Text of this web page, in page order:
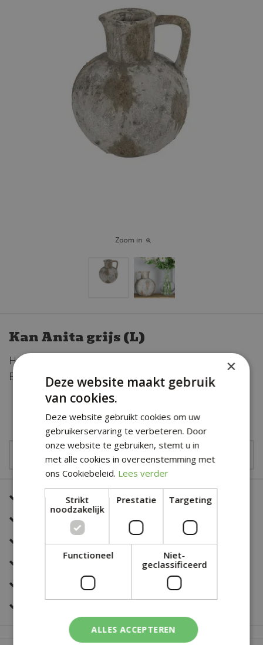
Kan Anita grijs (L)
Hoogte: 30 cm
Breedte: 25 cm
€39
Een snelle en correcte bezorging
Zeer sterk in al jouw bloemwerk
Deskundig en eerlijk advies
Altijd een fris en verzorgd assortiment
Snelle bestelservice
×
Deze website maakt gebruik
van cookies.
Deze website gebruikt cookies om uw
gebruikerservaring te verbeteren. Door
onze website te gebruiken, stemt u in
met alle cookies in overeenstemming met
ons Cookiebeleid. Lees verder
Strikt
noodzakelijk
Prestatie Targeting
Functioneel
Niet-
geclassificeerd
ALLES ACCEPTEREN